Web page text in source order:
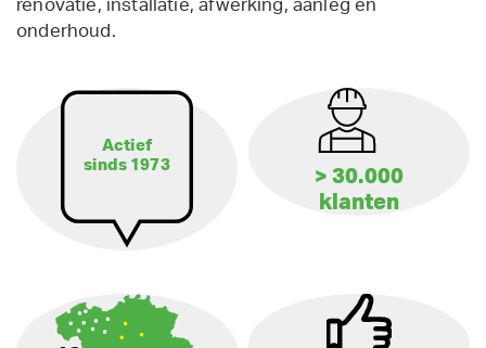
renovatie, installatie, afwerking, aanleg en
onderhoud.
Actief
sinds 1973
> 30.000
klanten